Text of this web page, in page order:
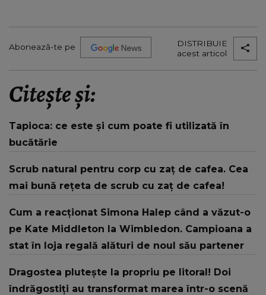
Abonează-te pe
DISTRIBUIE
acest articol
Citește și:
Tapioca: ce este și cum poate fi utilizată în
bucătărie
Scrub natural pentru corp cu zaț de cafea. Cea
mai bună rețeta de scrub cu zaț de cafea!
Cum a reacționat Simona Halep când a văzut-o
pe Kate Middleton la Wimbledon. Campioana a
stat în loja regală alături de noul său partener
Dragostea plutește la propriu pe litoral! Doi
îndrăgostiți au transformat marea într-o scenă